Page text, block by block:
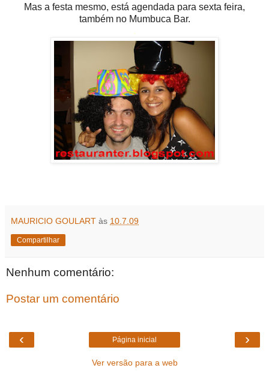
Mas a festa mesmo, está agendada para sexta feira,
também no Mumbuca Bar.
.
MAURICIO GOULART às 10.7.09
Compartilhar
Nenhum comentário:
Postar um comentário
‹ ›
Página inicial
Ver versão para a web